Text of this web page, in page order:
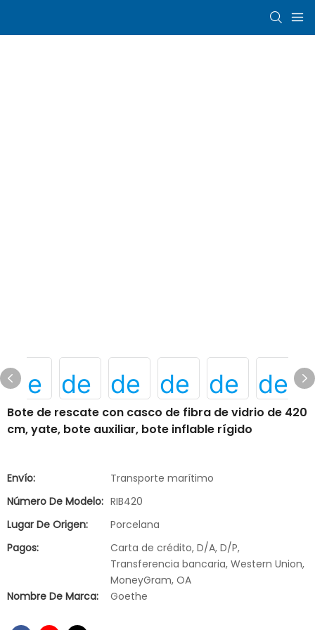
Bote de rescate con casco de fibra de vidrio de 420
cm, yate, bote auxiliar, bote inflable rígido
Envío:
Transporte marítimo
Número De Modelo: RIB420
Lugar De Origen:
Porcelana
Pagos:
Carta de crédito, D/A, D/P,
Transferencia bancaria, Western Union,
MoneyGram, OA
Nombre De Marca:
Goethe